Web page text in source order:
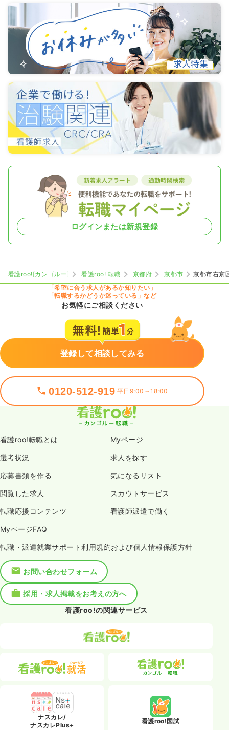
ログインまたは新規登録
看護roo![カンゴルー] 看護roo! 転職 京都府 京都市
京都市右京
「希望に合う求人があるか知りたい」
「転職するかどうか迷っている」など
お気軽にご相談ください
登録して相談してみる
0120-512-919 平日9:00～18:00
看護roo!転職とは Myページ
選考状況 求人を探す
応募書類を作る 気になるリスト
閲覧した求人 スカウトサービス
転職応援コンテンツ 看護師派遣で働く
MyページFAQ
転職・派遣就業サポート利用規約および個人情報保護方針
お問い合わせフォーム
採用・求人掲載をお考えの方へ
看護roo!の関連サービス
ナスカレ/
ナスカレPlus+
看護roo!国試